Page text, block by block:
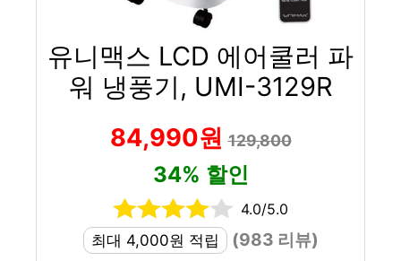
유니맥스 LCD 에어쿨러 파
워 냉풍기, UMI-3129R
84,990원129,800
34% 할인
4.0/5.0
최대 4,000원 적립
(983 리뷰)